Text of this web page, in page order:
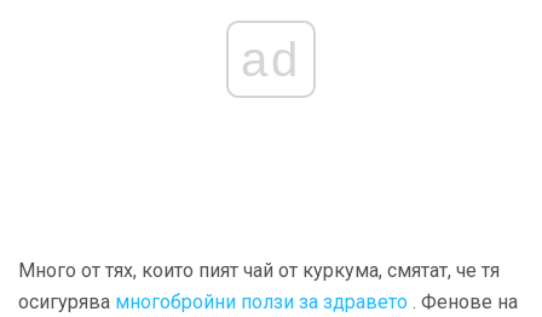
ad
Много от тях, които пият чай от куркума, смятат, че тя
осигурява многобройни ползи за здравето . Фенове на